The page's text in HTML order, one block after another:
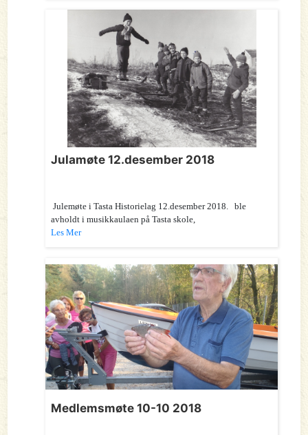
Julamøte 12.desember 2018
Julemøte i Tasta Historielag 12.desember 2018. ble
avholdt i musikkaulaen på Tasta skole,
Les Mer
Medlemsmøte 10-10 2018